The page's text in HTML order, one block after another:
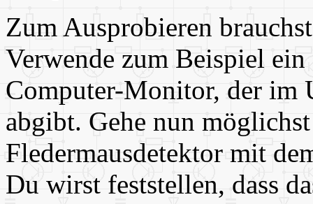
Zum Ausprobieren
Verwende zum Beispiel
Computer-Monitor, der im
abgibt. Gehe nun
Fledermausdetektor mit
Du wirst feststellen, dass